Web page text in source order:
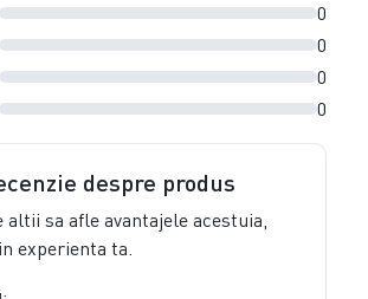
0
0
0
0
despre produs
sa afle avantajele acestuia,
experienta ta.